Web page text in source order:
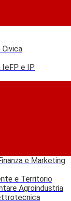
Civica
IeFP e IP
e Marketing
e Territorio
Agroindustria